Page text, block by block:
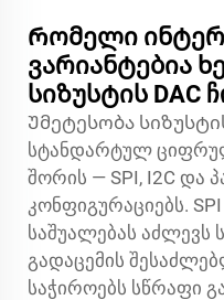
Რომელი
ვარიანტებია
სიზუსტის DAC
Უმეტესობა
სტანდარტულ
შორის — SPI, I2C და
კონფიგურაციებს.
საშუალებას აძლევს
გადაცემის
საჭიროებს სწრაფი